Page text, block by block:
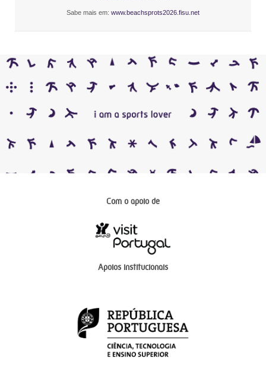
Sabe mais em: www.beachsprots2026.fisu.net
Com o apoio de
Apoios institucionais